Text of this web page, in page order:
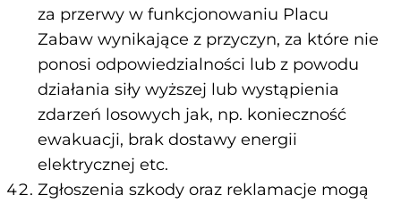
za przerwy w funkcjonowaniu Placu
Zabaw wynikające z przyczyn, za które nie
ponosi odpowiedzialności lub z powodu
działania siły wyższej lub wystąpienia
zdarzeń losowych jak, np. konieczność
ewakuacji, brak dostawy energii
elektrycznej etc.
Zgłoszenia szkody oraz reklamacje mogą